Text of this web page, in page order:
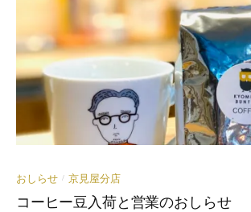
おしらせ / 京見屋分店
コーヒー豆入荷と営業のおしらせ